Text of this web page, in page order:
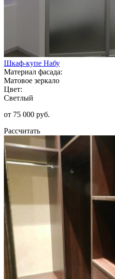
Шкаф-купе Набу
Материал фасада:
Матовое зеркало
Цвет:
Светлый
от 75 000 руб.
Рассчитать